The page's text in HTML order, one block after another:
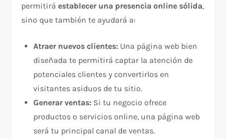
permitiráestablecer una presencia online sólida,
sino que también te ayudará a:
Atraer nuevos clientes: Una página web bien
diseñada te permitirá captar la atención de
potenciales clientes y convertirlos en
visitantes asiduos de tu sitio.
Generar ventas: Si tu negocio ofrece
productos o servicios online, una página web
será tu principal canal de ventas.